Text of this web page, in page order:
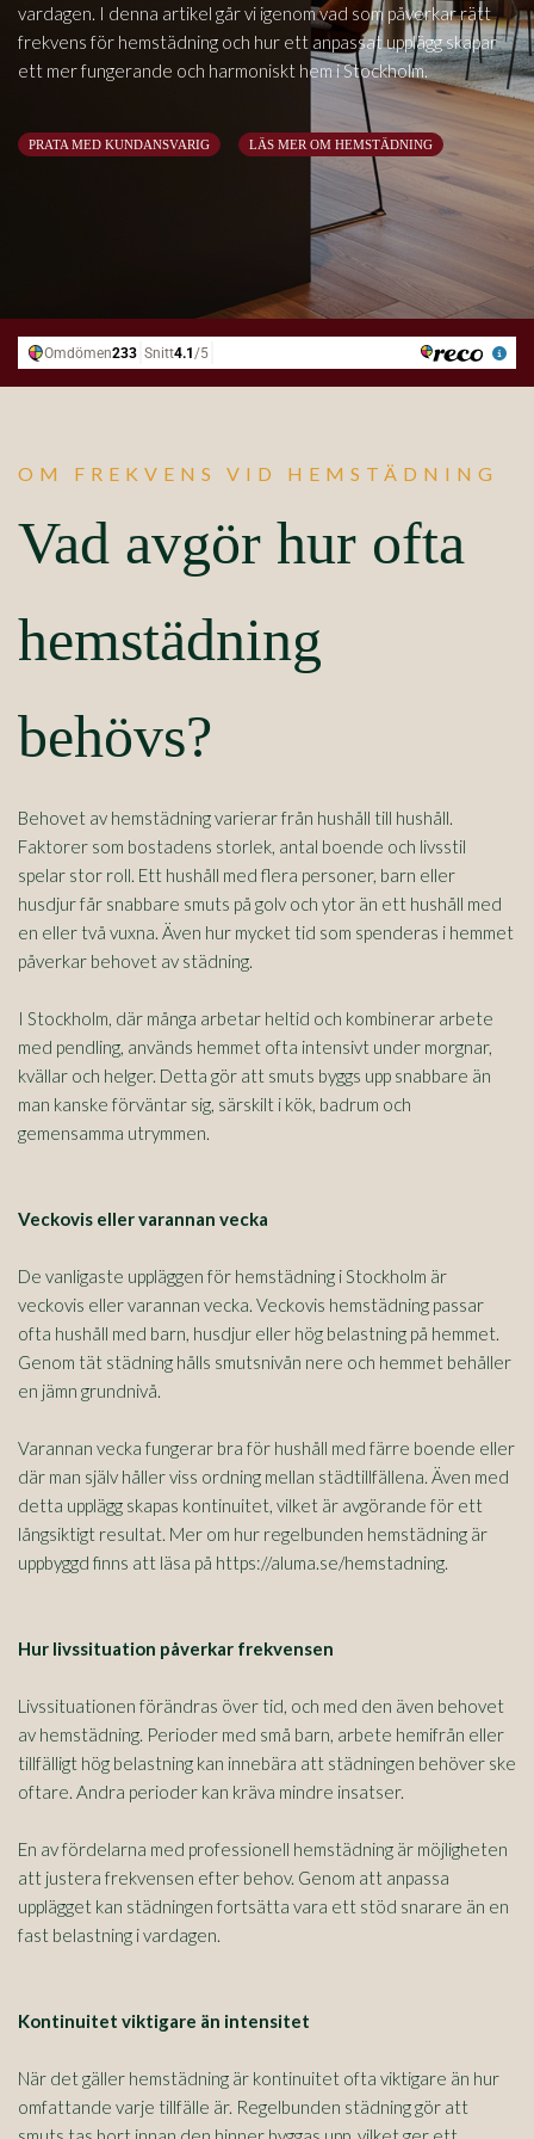
vardagen. I denna artikel går vi igenom vad som påverkar rätt
frekvens för hemstädning och hur ett anpassat upplägg skapar
ett mer fungerande och harmoniskt hem i Stockholm.
PRATA MED KUNDANSVARIG LÄS MER OM HEMSTÄDNING
OM FREKVENS VID HEMSTÄDNING
Vad avgör hur ofta
hemstädning
behövs?
Behovet av hemstädning varierar från hushåll till hushåll.
Faktorer som bostadens storlek, antal boende och livsstil
spelar stor roll. Ett hushåll med flera personer, barn eller
husdjur får snabbare smuts på golv och ytor än ett hushåll med
en eller två vuxna. Även hur mycket tid som spenderas i hemmet
påverkar behovet av städning.
I Stockholm, där många arbetar heltid och kombinerar arbete
med pendling, används hemmet ofta intensivt under morgnar,
kvällar och helger. Detta gör att smuts byggs upp snabbare än
man kanske förväntar sig, särskilt i kök, badrum och
gemensamma utrymmen.
Veckovis eller varannan vecka
De vanligaste uppläggen för hemstädning i Stockholm är
veckovis eller varannan vecka. Veckovis hemstädning passar
ofta hushåll med barn, husdjur eller hög belastning på hemmet.
Genom tät städning hålls smutsnivån nere och hemmet behåller
en jämn grundnivå.
Varannan vecka fungerar bra för hushåll med färre boende eller
där man själv håller viss ordning mellan städtillfällena. Även med
detta upplägg skapas kontinuitet, vilket är avgörande för ett
långsiktigt resultat. Mer om hur regelbunden hemstädning är
uppbyggd finns att läsa på https://aluma.se/hemstadning.
Hur livssituation påverkar frekvensen
Livssituationen förändras över tid, och med den även behovet
av hemstädning. Perioder med små barn, arbete hemifrån eller
tillfälligt hög belastning kan innebära att städningen behöver ske
oftare. Andra perioder kan kräva mindre insatser.
En av fördelarna med professionell hemstädning är möjligheten
att justera frekvensen efter behov. Genom att anpassa
upplägget kan städningen fortsätta vara ett stöd snarare än en
fast belastning i vardagen.
Kontinuitet viktigare än intensitet
När det gäller hemstädning är kontinuitet ofta viktigare än hur
omfattande varje tillfälle är. Regelbunden städning gör att